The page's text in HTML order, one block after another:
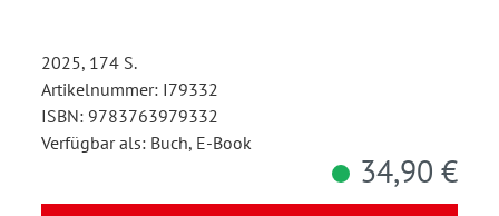
2025, 174 S.
Artikelnummer: I79332
ISBN: 9783763979332
Verfügbar als: Buch, E-Book
34,90 €